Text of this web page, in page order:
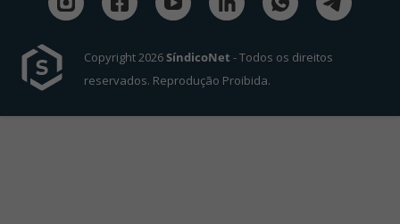
Copyright 2026SíndicoNet - Todos os direitos
reservados. Reprodução Proibida.